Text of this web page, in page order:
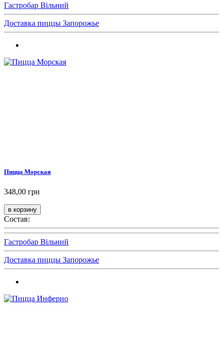
Гастробар Вільний
Доставка пиццы Запорожье
Пицца Морская
348,00 грн
Состав:
Гастробар Вільний
Доставка пиццы Запорожье